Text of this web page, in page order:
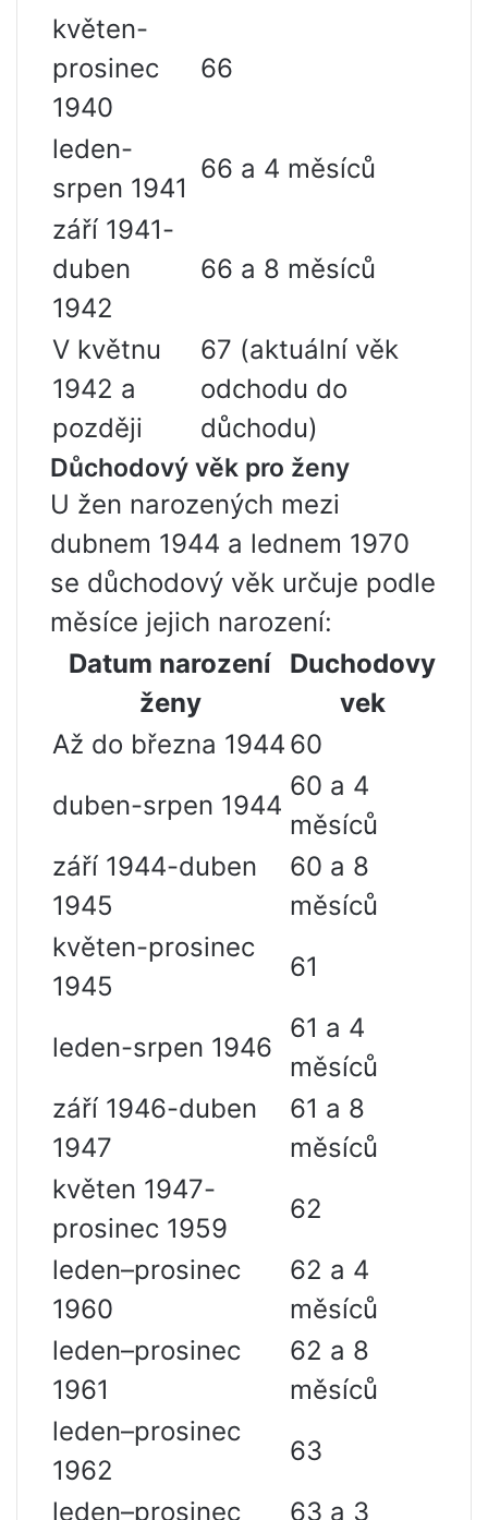
květen-
prosinec
1940
66
leden-
srpen 1941
66 a 4 měsíců
září 1941-
duben
1942
66 a 8 měsíců
V květnu
1942 a
později
67 (aktuální věk
odchodu do
důchodu)
Důchodový věk pro ženy
U žen narozených mezi
dubnem 1944 a lednem 1970
se důchodový věk určuje podle
měsíce jejich narození:
Datum narození
ženy
Duchodovy
vek
Až do března 1944 60
duben-srpen 1944
60 a 4
měsíců
září 1944-duben
1945
60 a 8
měsíců
květen-prosinec
1945
61
leden-srpen 1946
61 a 4
měsíců
září 1946-duben
1947
61 a 8
měsíců
květen 1947-
prosinec 1959
62
leden–prosinec
1960
62 a 4
měsíců
leden–prosinec
1961
62 a 8
měsíců
leden–prosinec
1962
63
leden–prosinec
63 a 3